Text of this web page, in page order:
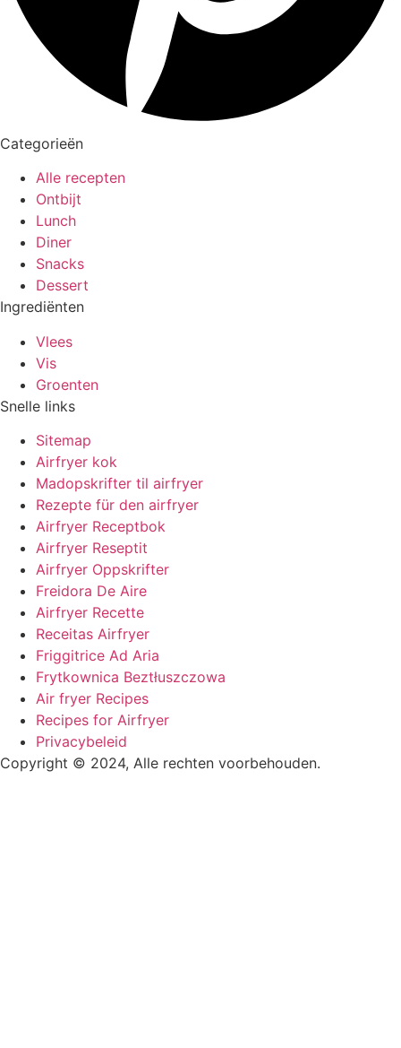
Categorieën
Alle recepten
Ontbijt
Lunch
Diner
Snacks
Dessert
Ingrediënten
Vlees
Vis
Groenten
Snelle links
Sitemap
Airfryer kok
Madopskrifter til airfryer
Rezepte für den airfryer
Airfryer Receptbok
Airfryer Reseptit
Airfryer Oppskrifter
Freidora De Aire
Airfryer Recette
Receitas Airfryer
Friggitrice Ad Aria
Frytkownica Beztłuszczowa
Air fryer Recipes
Recipes for Airfryer
Privacybeleid
Copyright © 2024, Alle rechten voorbehouden.